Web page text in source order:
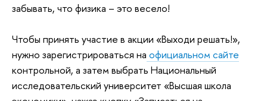
забывать, что физика – это весело!
Чтобы принять участие в акции «Выходи решать!»,
нужно зарегистрироваться на официальном сайте
контрольной, а затем выбрать Национальный
исследовательский университет «Высшая школа